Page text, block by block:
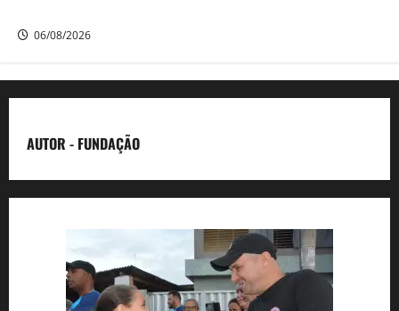
06/08/2026
AUTOR - FUNDAÇÃO